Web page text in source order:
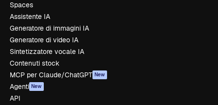
Spaces
Assistente IA
Generatore di immagini IA
Generatore di video IA
Sintetizzatore vocale IA
Contenuti stock
MCP per Claude/ChatGPT New
Agenti New
API